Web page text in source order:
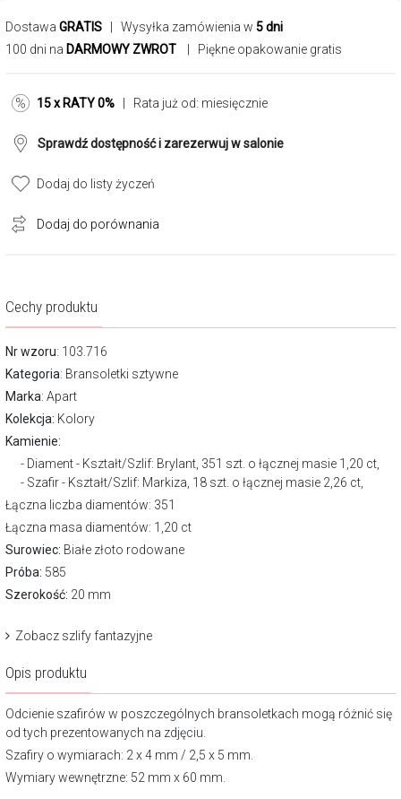
Dostawa GRATIS | Wysyłka zamówienia w 5 dni
100 dni na DARMOWY ZWROT | Piękne opakowanie gratis
15 x RATY 0% | Rata już od: miesięcznie
Sprawdź dostępność i zarezerwuj w salonie
Dodaj do listy życzeń
Dodaj do porównania
Cechy produktu
Nr wzoru: 103.716
Kategoria: Bransoletki sztywne
Marka: Apart
Kolekcja: Kolory
Kamienie:
Diament - Kształt/Szlif: Brylant, 351 szt. o łącznej masie 1,20 ct,
Szafir - Kształt/Szlif: Markiza, 18 szt. o łącznej masie 2,26 ct,
Łączna liczba diamentów: 351
Łączna masa diamentów: 1,20 ct
Surowiec: Białe złoto rodowane
Próba: 585
Szerokość: 20 mm
Zobacz szlify fantazyjne
Opis produktu
Odcienie szafirów w poszczególnych bransoletkach mogą różnić się
od tych prezentowanych na zdjęciu.
Szafiry o wymiarach: 2 x 4 mm / 2,5 x 5 mm.
Wymiary wewnętrzne: 52 mm x 60 mm.